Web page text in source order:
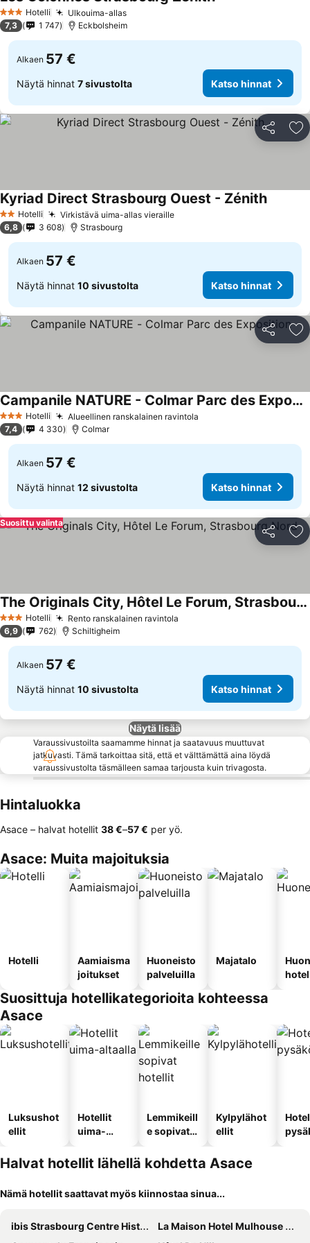
3 Tähtiluokitus
Hotelli Ulkouima-allasKatso hinnat
Katso hinnat
7,3 1 747 Eckbolsheim
Alkaen 57 €
Näytä hinnat 7 sivustolta Katso hinnat
Jaa
2 Tähtiluokitus
Hotelli Virkistävä uima-allas vierailleKatso hinnat
Kyriad Direct Strasbourg Ouest - ZénithKatso
6,8 3 608 Strasbourg
Alkaen 57 €
Näytä hinnat 10 sivustolta Katso hinnat
Jaa
3 Tähtiluokitus
Hotelli Alueellinen ranskalainen ravintola
Campanile NATURE - Colmar Parc des Exposition
Katso hinnat
7,4 4 330 Colmar
Alkaen 57 €
Näytä hinnat 12 sivustolta Katso hinnat
Jaa
Suosittu valinta
3 Tähtiluokitus
Hotelli Rento ranskalainen ravintola
The Originals City, Hôtel Le Forum, Strasbourg Nord
Katso hinnat
6,9 762 Schiltigheim
Alkaen 57 €
Näytä hinnat 10 sivustolta Katso hinnat
Näytä lisää
Varaussivustoilta saamamme hinnat ja saatavuus muuttuvat
jatkuvasti. Tämä tarkoittaa sitä, että et välttämättä aina löydä
varaussivustolta täsmälleen samaa tarjousta kuin trivagosta.
Hintaluokka
Asace – halvat hotellit ‎38 €–‎57 € per yö.
Asace: Muita majoituksia
Hotelli
Aamiaisma
joitukset
Huoneisto
palveluilla
Majatalo
Suosittuja hotellikategorioita kohteessa
Asace
Luksushot
ellit
Hotellit
uima-
Lemmikeill
e sopivat
Kylpylähot
ellit
Halvat hotellit lähellä kohdetta Asace
Nämä hotellit saattavat myös kiinnostaa sinua...
ibis Strasbourg Centre Historique
La Maison Hotel Mulhouse Centre